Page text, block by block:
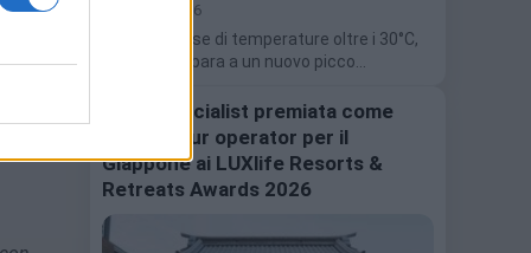
e
13 Luglio 2026
Dopo un mese di temperature oltre i 30°C,
l'Italia si prepara a un nuovo picco…
Japanspecialist premiata come
miglior tour operator per il
Giappone ai LUXlife Resorts &
Retreats Awards 2026